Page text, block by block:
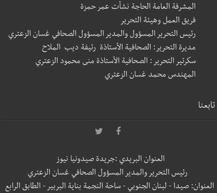
المشرفة العامة الحاجة نشأت عمر حمزة
فريق العمل وهيئة التحرير
رئيس التحرير المسؤول والمدير المسؤول الصحافي غسان الزعتري
مديرة التحرير: الصحافية الأستاذة رئيفة ديب الملاح
سكرتير التحرير : الصحافية الأستاذة منى محمود الزعتري
المهندس محمد غسان الزعتري
تابعنا
العنوان البريدي :جريدة صيدونيا نيوز
رئيس التحرير والمدير المسؤول الصحافي غسان الزعتري
العنوان: صيدا - لبنان الجنوبي - ساحة النجمة بناية البربير - الطابق الرابع